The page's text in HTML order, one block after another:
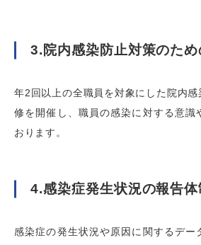
3.院内感染防止対策のた
年2回以上の全職員を対象にした院内
修を開催し、職員の感染に対する意識
おります。
4.感染症発生状況の報告
感染症の発生状況や原因に関するデー